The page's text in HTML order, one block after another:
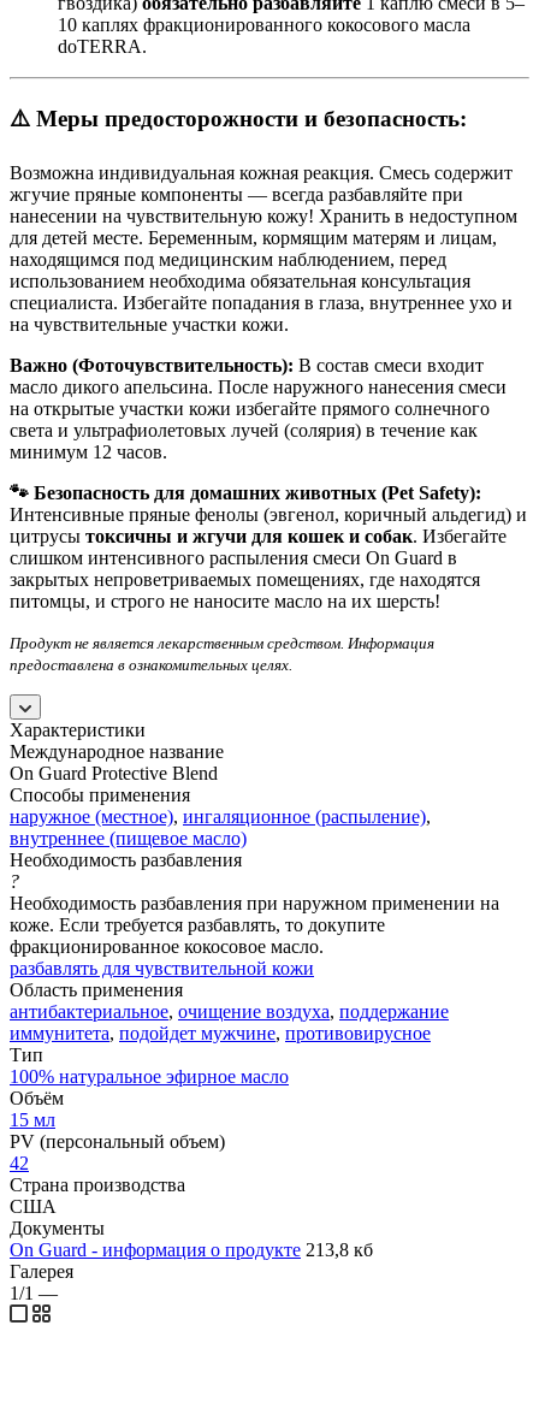
10 каплях фракционированного кокосового масла
doTERRA.
⚠️ Меры предосторожности и безопасность:
Возможна индивидуальная кожная реакция. Смесь содержит
жгучие пряные компоненты — всегда разбавляйте при
нанесении на чувствительную кожу! Хранить в недоступном
для детей месте. Беременным, кормящим матерям и лицам,
находящимся под медицинским наблюдением, перед
использованием необходима обязательная консультация
специалиста. Избегайте попадания в глаза, внутреннее ухо и
на чувствительные участки кожи.
Важно (Фоточувствительность): В состав смеси входит
масло дикого апельсина. После наружного нанесения смеси
на открытые участки кожи избегайте прямого солнечного
света и ультрафиолетовых лучей (солярия) в течение как
минимум 12 часов.
🐾 Безопасность для домашних животных (Pet Safety):
Интенсивные пряные фенолы (эвгенол, коричный альдегид) и
цитрусы токсичны и жгучи для кошек и собак. Избегайте
слишком интенсивного распыления смеси On Guard в
закрытых непроветриваемых помещениях, где находятся
питомцы, и строго не наносите масло на их шерсть!
Продукт не является лекарственным средством. Информация
предоставлена в ознакомительных целях.
Характеристики
Международное название
On Guard Protective Blend
Способы применения
наружное (местное), ингаляционное (распыление),
внутреннее (пищевое масло)
Необходимость разбавления
?
Необходимость разбавления при наружном применении на
коже. Если требуется разбавлять, то докупите
фракционированное кокосовое масло.
разбавлять для чувствительной кожи
Область применения
антибактериальное, очищение воздуха, поддержание
иммунитета, подойдет мужчине, противовирусное
Тип
100% натуральное эфирное масло
Объём
15 мл
PV (персональный объем)
42
Страна производства
США
Документы
On Guard - информация о продукте 213,8 кб
Галерея
1/1 —